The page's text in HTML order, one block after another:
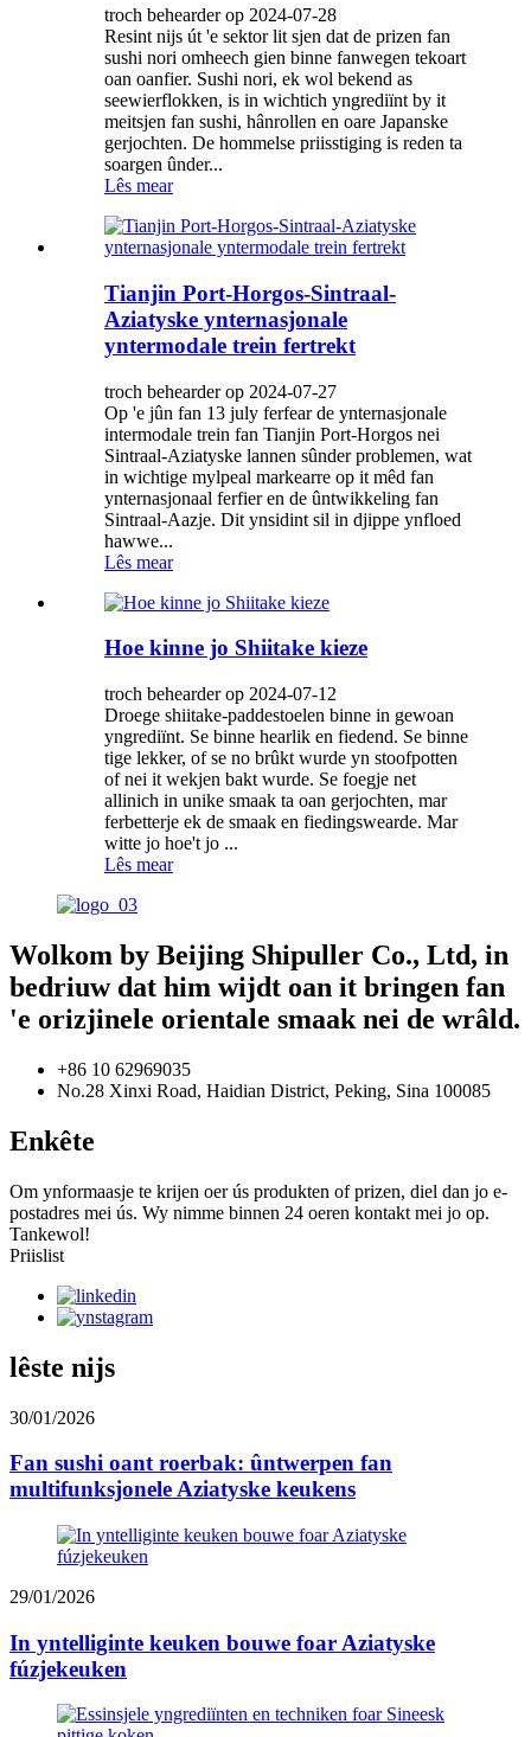
troch behearder op 2024-07-28
Resint nijs út 'e sektor lit sjen dat de prizen fan
sushi nori omheech gien binne fanwegen tekoart
oan oanfier. Sushi nori, ek wol bekend as
seewierflokken, is in wichtich yngrediïnt by it
meitsjen fan sushi, hânrollen en oare Japanske
gerjochten. De hommelse priisstiging is reden ta
soargen ûnder...
Lês mear
Tianjin Port-Horgos-Sintraal-
Aziatyske ynternasjonale
yntermodale trein fertrekt
troch behearder op 2024-07-27
Op 'e jûn fan 13 july ferfear de ynternasjonale
intermodale trein fan Tianjin Port-Horgos nei
Sintraal-Aziatyske lannen sûnder problemen, wat
in wichtige mylpeal markearre op it mêd fan
ynternasjonaal ferfier en de ûntwikkeling fan
Sintraal-Aazje. Dit ynsidint sil in djippe ynfloed
hawwe...
Lês mear
Hoe kinne jo Shiitake kieze
troch behearder op 2024-07-12
Droege shiitake-paddestoelen binne in gewoan
yngrediïnt. Se binne hearlik en fiedend. Se binne
tige lekker, of se no brûkt wurde yn stoofpotten
of nei it wekjen bakt wurde. Se foegje net
allinich in unike smaak ta oan gerjochten, mar
ferbetterje ek de smaak en fiedingswearde. Mar
witte jo hoe't jo ...
Lês mear
Wolkom by Beijing Shipuller Co., Ltd, in
bedriuw dat him wijdt oan it bringen fan
'e orizjinele orientale smaak nei de wrâld.
+86 10 62969035
No.28 Xinxi Road, Haidian District, Peking, Sina 100085
Enkête
Om ynformaasje te krijen oer ús produkten of prizen, diel dan jo e-
postadres mei ús. Wy nimme binnen 24 oeren kontakt mei jo op.
Tankewol!
Priislist
lêste nijs
30/01/2026
Fan sushi oant roerbak: ûntwerpen fan
multifunksjonele Aziatyske keukens
29/01/2026
In yntelliginte keuken bouwe foar Aziatyske
fúzjekeuken